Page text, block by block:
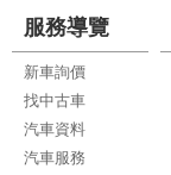
服務導覽
新車詢價
找中古車
汽車資料
汽車服務